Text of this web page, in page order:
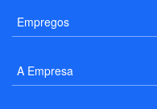
Empregos
A Empresa